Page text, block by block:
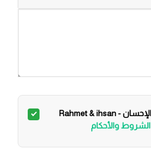
أنا أتبرع لـ جمعية الرحمة والإحسان - Rahmet & ihsan
الشروط والأحكام